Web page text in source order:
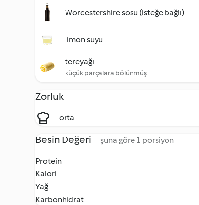
Worcestershire sosu (isteğe bağlı)
limon suyu
tereyağı
küçük parçalara bölünmüş
Zorluk
orta
Besin Değeri şuna göre 1 porsiyon
Protein
Kalori
Yağ
Karbonhidrat